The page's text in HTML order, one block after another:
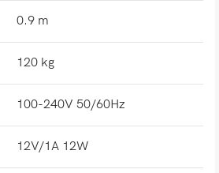
0.9 m
120 kg
100-240V 50/60Hz
12V/1A 12W